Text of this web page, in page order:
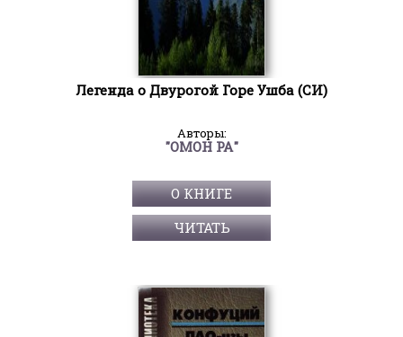
Легенда о Двурогой Горе Ушба (СИ)
Авторы:
"ОМОН РА"
О КНИГЕ
ЧИТАТЬ